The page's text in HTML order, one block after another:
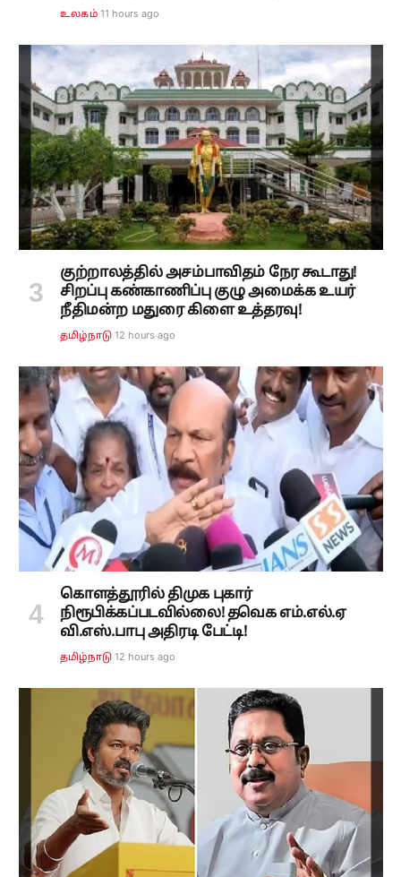
உலகம் 11 hours ago
குற்றாலத்தில் அசம்பாவிதம் நேர கூடாது!
சிறப்பு கண்காணிப்பு குழு அமைக்க உயர்
நீதிமன்ற மதுரை கிளை உத்தரவு!
தமிழ்நாடு 12 hours ago
கொளத்தூரில் திமுக புகார்
நிரூபிக்கப்படவில்லை! தவெக எம்.எல்.ஏ
வி.எஸ்.பாபு அதிரடி பேட்டி!
தமிழ்நாடு 12 hours ago